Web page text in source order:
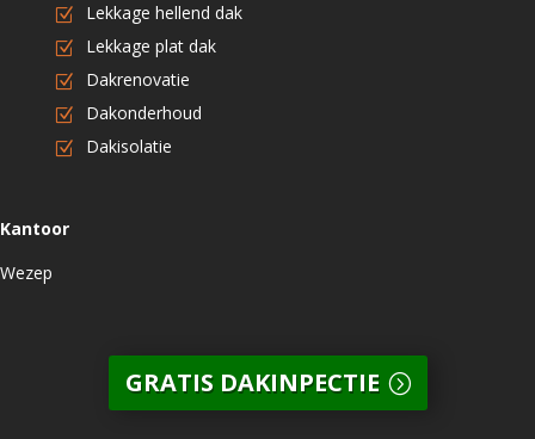
Lekkage hellend dak
Lekkage plat dak
Dakrenovatie
Dakonderhoud
Dakisolatie
Kantoor
Wezep
GRATIS DAKINPECTIE